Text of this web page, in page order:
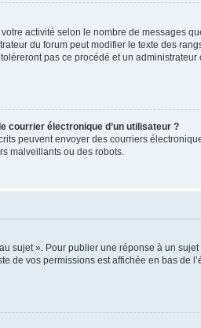
activité selon le nombre de messages
du forum peut modifier le texte des
pas ce procédé et un
courrier électronique d’un utilisateur ?
peuvent envoyer des courriers
malveillants ou des robots.
sujet ». Pour publier une réponse à un
de vos permissions est affichée en bas de